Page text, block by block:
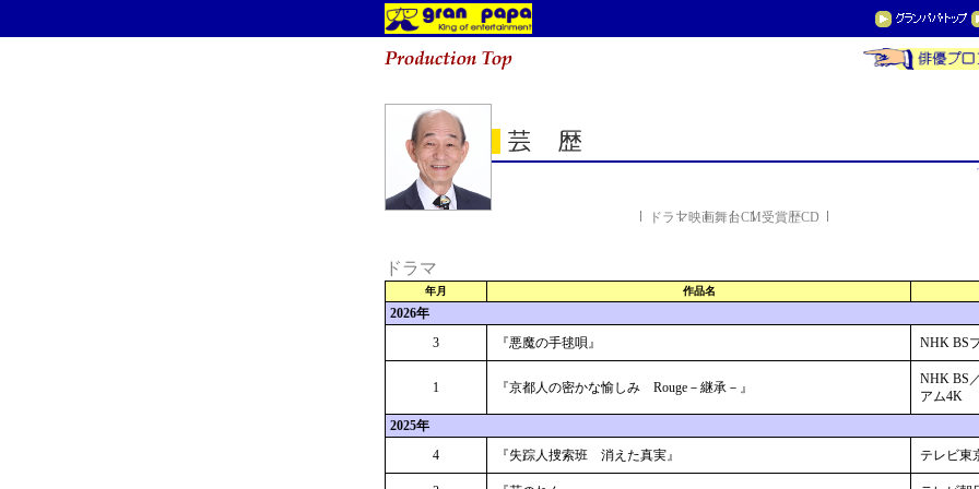
ドラマ映画舞台CM受賞歴CD
ドラマ
年月 作品名
2026年
3
『悪魔の手毬唄』 NHK BS
1 『京都人の密かな愉しみ Rouge－継承－』
NHK BS
アム4K
2025年
4
『失踪人捜索班 消えた真実』 テレビ東